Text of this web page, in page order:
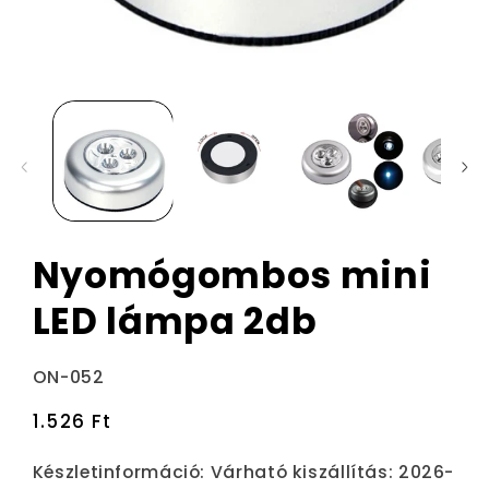
Nyomógombos mini
LED lámpa 2db
Termékváltozat:
ON-052
Normál
1.526 Ft
Készletinformáció: Várható kiszállítás: 2026-